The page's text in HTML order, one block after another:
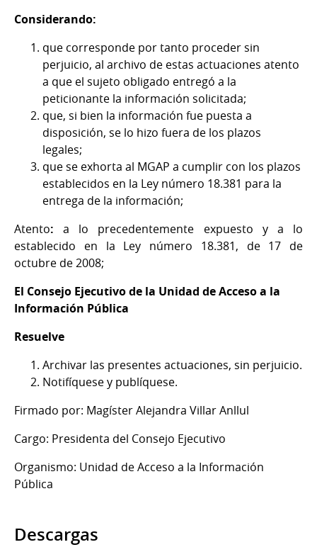
Considerando:
que corresponde por tanto proceder sin
perjuicio, al archivo de estas actuaciones atento
a que el sujeto obligado entregó a la
peticionante la información solicitada;
que, si bien la información fue puesta a
disposición, se lo hizo fuera de los plazos
legales;
que se exhorta al MGAP a cumplir con los plazos
establecidos en la Ley número 18.381 para la
entrega de la información;
Atento: a lo precedentemente expuesto y a lo
establecido en la Ley número 18.381, de 17 de
octubre de 2008;
El Consejo Ejecutivo de la Unidad de Acceso a la
Información Pública
Resuelve
Archivar las presentes actuaciones, sin perjuicio.
Notifíquese y publíquese.
Firmado por: Magíster Alejandra Villar Anllul
Cargo: Presidenta del Consejo Ejecutivo
Organismo: Unidad de Acceso a la Información
Pública
Descargas